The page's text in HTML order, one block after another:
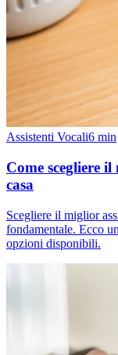
Assistenti Vocali6 min
Come scegliere
casa
Scegliere il miglior
fondamentale. Ecco
opzioni disponibili.